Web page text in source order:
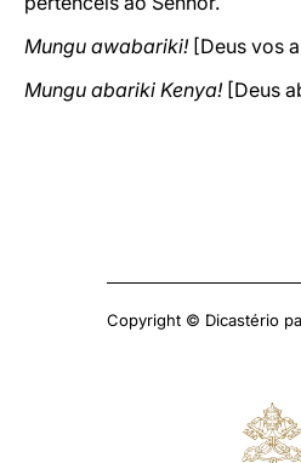
Mungu awabariki![Deus vos
Mungu abariki Kenya![Deus
Copyright © Dicastério